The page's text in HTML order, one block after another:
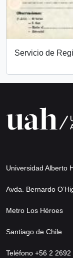
Servicio de
Universidad Alberto
Avda. Bernardo
Metro Los Héroes
Santiago de Chile
Teléfono +56 2 2692